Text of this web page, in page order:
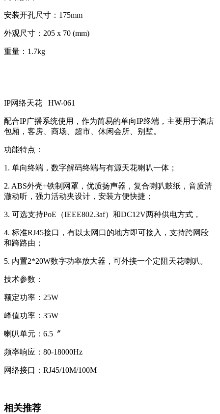
安装开孔尺寸：175mm
外观尺寸：205 x 70 (mm)
重量：1.7kg
IP网络天花 HW-061
配合IP广播系统使用，作为简易的单向IP终端，主要用于酒店
包厢，客房、商场、超市、休闲会所、别墅。
功能特点：
1. 单向终端，数字解码终端与有源天花喇叭一体；
2. ABS外壳+铁制网罩，优质扬声器，复合喇叭鼓纸，音质清
澈动听，强力活动夹设计，安装方便快捷；
3. 可选支持PoE（IEEE802.3af）和DC12V两种供电方式，
4. 标准RJ45接口，有以太网口的地方即可接入，支持跨网段
和跨路由；
5. 内置2*20W数字功率放大器，可外接一个定阻天花喇叭。
技术参数：
额定功率：25W
峰值功率：35W
喇叭单元：6.5〞
频率响应：80-18000Hz
网络接口：RJ45/10M/100M
相关推荐